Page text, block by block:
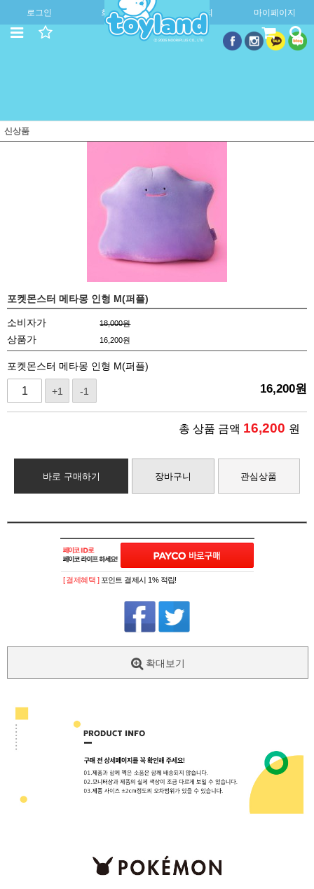
로그인 회원가입 주문조회 마이페이지
신상품
포켓몬스터 메타몽 인형 M(퍼플)
소비자가 18,000원
상품가 16,200원
포켓몬스터 메타몽 인형 M(퍼플)
+1 -1 16,200원
총 상품 금액 16,200 원
바로 구매하기 장바구니 관심상품
[ 결제혜택 ] 포인트 결제시 1% 적립!
확대보기